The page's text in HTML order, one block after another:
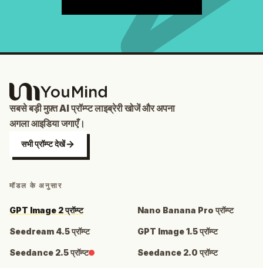
सबसे बड़ी मुफ़्त AI प्रॉम्प्ट लाइब्रेरी खोजें और अपना
अगला आइडिया जगाएँ।
सभी प्रॉम्प्ट देखें
मॉडल के अनुसार
GPT Image 2 प्रॉम्प्ट Nano Banana Pro प्रॉम्प्ट
Seedream 4.5 प्रॉम्प्ट GPT Image 1.5 प्रॉम्प्ट
Seedance 2.5 प्रॉम्प्ट Seedance 2.0 प्रॉम्प्ट